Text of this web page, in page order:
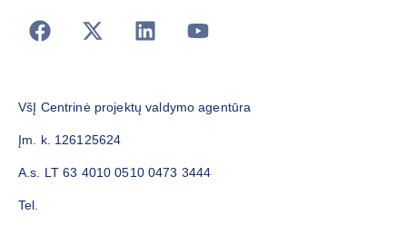
VšĮ Centrinė projektų valdymo agentūra
Įm. k. 126125624
A.s. LT 63 4010 0510 0473 3444
Tel.